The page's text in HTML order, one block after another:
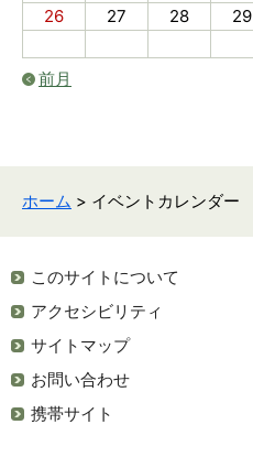
26
27 28 29
前月
ホーム > イベントカレンダー
このサイトについて
アクセシビリティ
サイトマップ
お問い合わせ
携帯サイト